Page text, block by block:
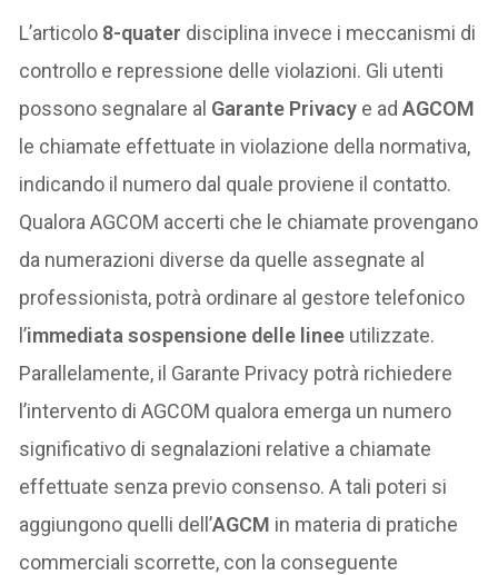
L’articolo 8-quater disciplina invece i meccanismi di
controllo e repressione delle violazioni. Gli utenti
possono segnalare al Garante Privacy e adAGCOM
le chiamate effettuate in violazione della normativa,
indicando il numero dal quale proviene il contatto.
Qualora AGCOM accerti che le chiamate provengano
da numerazioni diverse da quelle assegnate al
professionista, potrà ordinare al gestore telefonico
l’immediata sospensione delle linee utilizzate.
Parallelamente, il Garante Privacy potrà richiedere
l’intervento di AGCOM qualora emerga un numero
significativo di segnalazioni relative a chiamate
effettuate senza previo consenso. A tali poteri si
aggiungono quelli dell’AGCM in materia di pratiche
commerciali scorrette, con la conseguente